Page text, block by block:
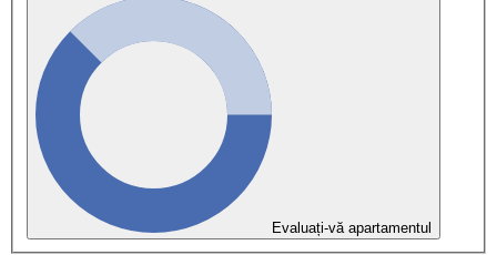
Evaluați-vă apartamentul